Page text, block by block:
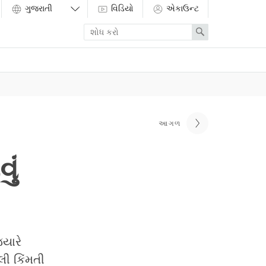
વિડિયો એકાઉન્ટ
Enter
search
term
Search
આગળ
કિંમતી